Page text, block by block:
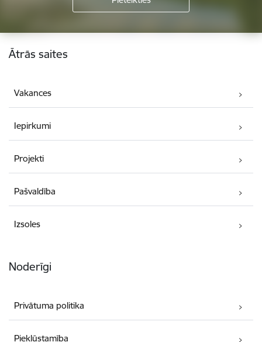
Kājene
Ātrās saites
Vakances
Iepirkumi
Projekti
Pašvaldība
Izsoles
Noderīgi
Privātuma politika
Piekļūstamība